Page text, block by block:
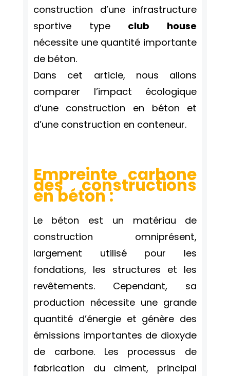
construction d’une infrastructure
sportive type club house
nécessite une quantité importante
de béton.
Dans cet article, nous allons
comparer l’impact écologique
d’une construction en béton et
d’une construction en conteneur.
Empreinte carbone
des constructions
en béton :
Le béton est un matériau de
construction omniprésent,
largement utilisé pour les
fondations, les structures et les
revêtements. Cependant, sa
production nécessite une grande
quantité d’énergie et génère des
émissions importantes de dioxyde
de carbone. Les processus de
fabrication du ciment, principal